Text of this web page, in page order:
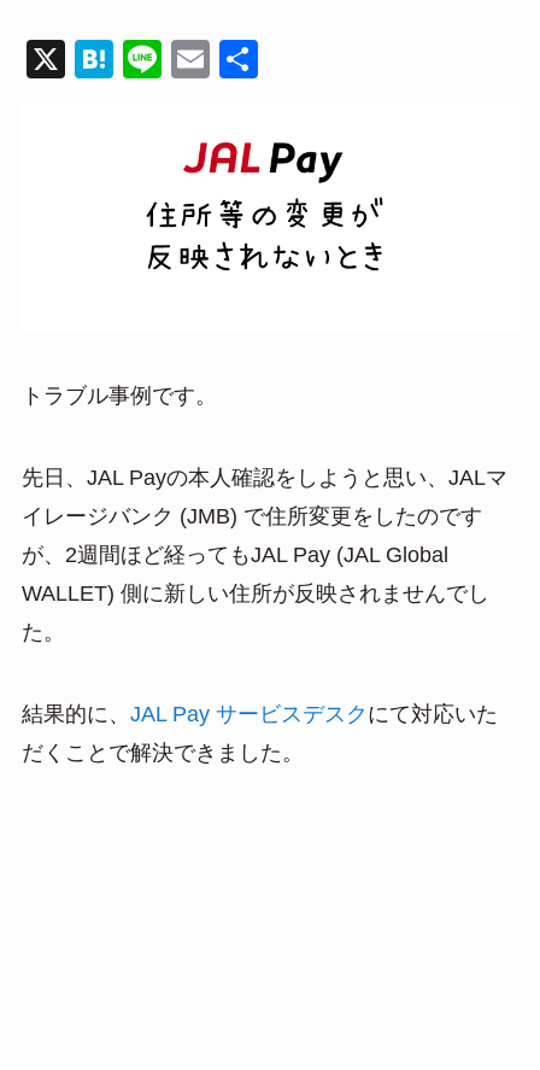
X
H
Li
E
ail
トラブル事例です。
先日、JAL Payの本人確認をしようと思い、JALマ
イレージバンク (JMB) で住所変更をしたのです
が、2週間ほど経ってもJAL Pay (JAL Global
WALLET) 側に新しい住所が反映されませんでし
た。
結果的に、 JAL Pay サービスデスク にて対応いた
だくことで解決できました。